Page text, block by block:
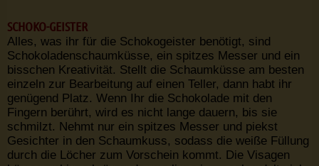
SCHOKO-GEISTER
Alles, was ihr für die Schokogeister benötigt, sind
Schokoladenschaumküsse, ein spitzes Messer und ein
bisschen Kreativität. Stellt die Schaumküsse am besten
einzeln zur Bearbeitung auf einen Teller, dann habt ihr
genügend Platz. Wenn Ihr die Schokolade mit den
Fingern berührt, wird es nicht lange dauern, bis sie
schmilzt. Nehmt nur ein spitzes Messer und piekst
Gesichter in den Schaumkuss, sodass die weiße Füllung
durch die Löcher zum Vorschein kommt. Die Visagen